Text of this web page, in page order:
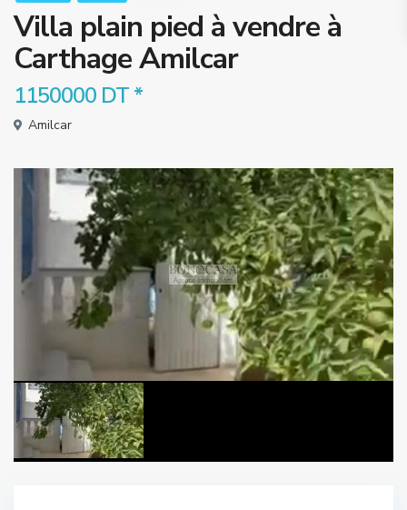
Villa plain pied à vendre à
Carthage Amilcar
1150000 DT*
Amilcar